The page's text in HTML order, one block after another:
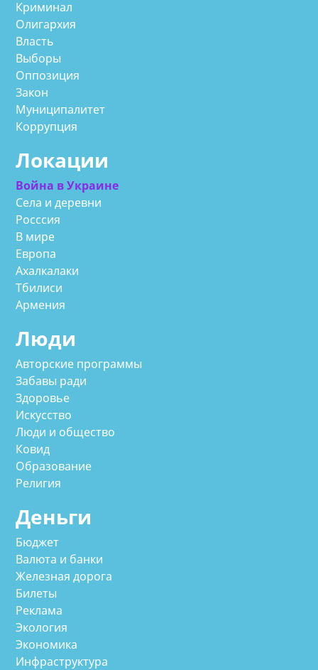
Криминал
Олигархия
Власть
Выборы
Оппозиция
Закон
Муниципалитет
Коррупция
Локации
Война в Украине
Села и деревни
Росссия
В мире
Европа
Ахалкалаки
Тбилиси
Армения
Люди
Авторские программы
Забавы ради
Здоровье
Искусство
Люди и общество
Ковид
Образование
Религия
Деньги
Бюджет
Валюта и банки
Железная дорога
Билеты
Реклама
Экология
Экономика
Инфраструктура